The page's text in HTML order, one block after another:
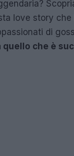
love story
di
quello che è